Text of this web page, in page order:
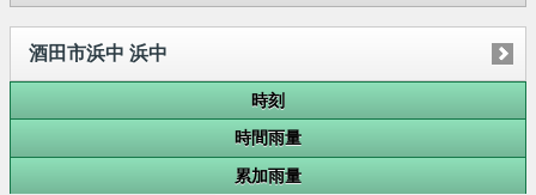
酒田市浜中 浜中
時刻
時間雨量
累加雨量